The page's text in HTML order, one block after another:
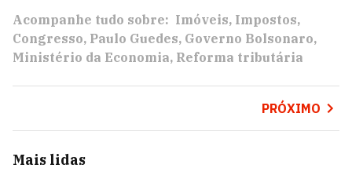
Acompanhe tudo sobre: Imóveis Impostos
Congresso Paulo Guedes Governo Bolsonaro
Ministério da Economia Reforma tributária
PRÓXIMO
Mais lidas